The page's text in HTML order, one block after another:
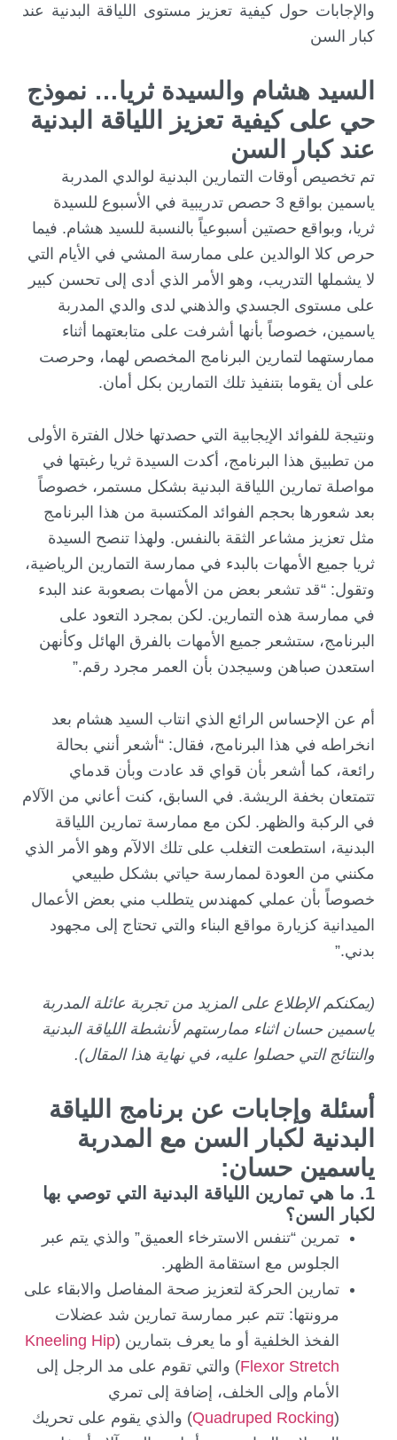
والإجابات حول كيفية تعزيز مستوى اللياقة البدنية عند
كبار السن
السيد هشام والسيدة ثريا… نموذج
حي على كيفية تعزيز اللياقة البدنية
عند كبار السن
تم تخصيص أوقات التمارين البدنية لوالدي المدربة
ياسمين بواقع 3 حصص تدريبية في الأسبوع للسيدة
ثريا، وبواقع حصتين أسبوعياً بالنسبة للسيد هشام. فيما
حرص كلا الوالدين على ممارسة المشي في الأيام التي
لا يشملها التدريب، وهو الأمر الذي أدى إلى تحسن كبير
على مستوى الجسدي والذهني لدى والدي المدربة
ياسمين، خصوصاً بأنها أشرفت على متابعتهما أثناء
ممارستهما لتمارين البرنامج المخصص لهما، وحرصت
على أن يقوما بتنفيذ تلك التمارين بكل أمان.
ونتيجة للفوائد الإيجابية التي حصدتها خلال الفترة الأولى
من تطبيق هذا البرنامج، أكدت السيدة ثريا رغبتها في
مواصلة تمارين اللياقة البدنية بشكل مستمر، خصوصاً
بعد شعورها بحجم الفوائد المكتسبة من هذا البرنامج
مثل تعزيز مشاعر الثقة بالنفس. ولهذا تنصح السيدة
ثريا جميع الأمهات بالبدء في ممارسة التمارين الرياضية،
وتقول: “قد تشعر بعض من الأمهات بصعوبة عند البدء
في ممارسة هذه التمارين. لكن بمجرد التعود على
البرنامج، ستشعر جميع الأمهات بالفرق الهائل وكأنهن
استعدن صباهن وسيجدن بأن العمر مجرد رقم.”
أم عن الإحساس الرائع الذي انتاب السيد هشام بعد
انخراطه في هذا البرنامج، فقال: “أشعر أنني بحالة
رائعة، كما أشعر بأن قواي قد عادت وبأن قدماي
تتمتعان بخفة الريشة. في السابق، كنت أعاني من الآلام
في الركبة والظهر. لكن مع ممارسة تمارين اللياقة
البدنية، استطعت التغلب على تلك الالآم وهو الأمر الذي
مكنني من العودة لممارسة حياتي بشكل طبيعي
خصوصاً بأن عملي كمهندس يتطلب مني بعض الأعمال
الميدانية كزيارة مواقع البناء والتي تحتاج إلى مجهود
بدني.”
(يمكنكم الإطلاع على المزيد من تجربة عائلة المدربة
ياسمين حسان اثناء ممارستهم لأنشطة اللياقة البدنية
والنتائج التي حصلوا عليه، في نهاية هذا المقال).
أسئلة وإجابات عن برنامج اللياقة
البدنية لكبار السن مع المدربة
ياسمين حسان:
1. ما هي تمارين اللياقة البدنية التي توصي بها
لكبار السن؟
تمرين “تنفس الاسترخاء العميق” والذي يتم عبر
الجلوس مع استقامة الظهر.
تمارين الحركة لتعزيز صحة المفاصل والابقاء على
مرونتها: تتم عبر ممارسة تمارين شد عضلات
الفخذ الخلفية أو ما يعرف بتمارين (Kneeling Hip
Flexor Stretch) والتي تقوم على مد الرجل إلى
الأمام وإلى الخلف، إضافة إلى تمري
(
Quadruped Rocking) والذي يقوم على تحريك